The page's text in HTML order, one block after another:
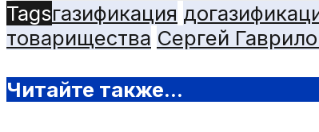
Tagsгазификация
товарищества Сергей
Читайте также...